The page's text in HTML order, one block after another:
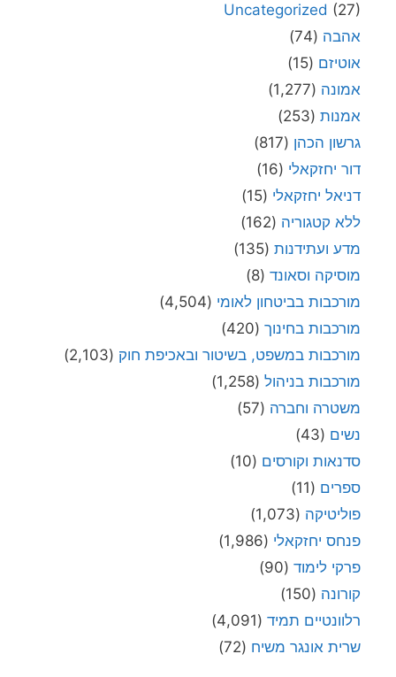
Uncategorized (27)
אהבה (74)
אוטיזם (15)
אמונה (1,277)
אמנות (253)
גרשון הכהן (817)
דור יחזקאלי (16)
דניאל יחזקאלי (15)
ללא קטגוריה (162)
מדע ועתידנות (135)
מוסיקה וסאונד (8)
מורכבות בביטחון לאומי (4,504)
מורכבות בחינוך (420)
מורכבות במשפט, בשיטור ובאכיפת חוק (2,103)
מורכבות בניהול (1,258)
משטרה וחברה (57)
נשים (43)
סדנאות וקורסים (10)
ספרים (11)
פוליטיקה (1,073)
פנחס יחזקאלי (1,986)
פרקי לימוד (90)
קורונה (150)
רלוונטיים תמיד (4,091)
שרית אונגר משיח (72)